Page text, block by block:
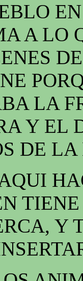
A LO
LA
Y EL
DE
TIENE
Y